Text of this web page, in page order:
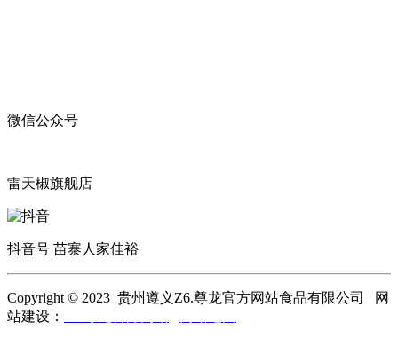
微信公众号
雷天椒旗舰店
抖音号 苗寨人家佳裕
Copyright © 2023 贵州遵义Z6.尊龙官方网站食品有限公司 网
站建设：